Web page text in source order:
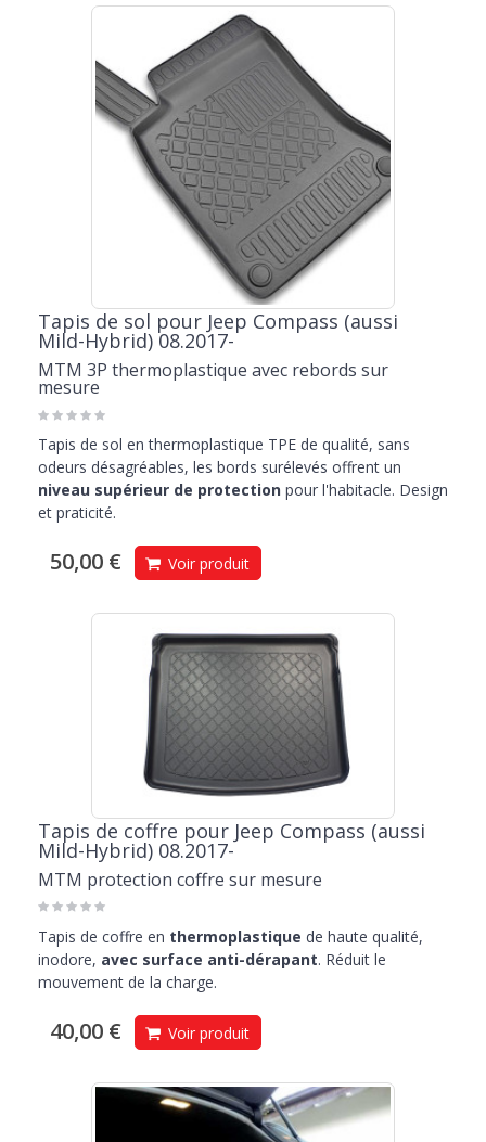
Tapis de sol pour Jeep Compass (aussi
Mild-Hybrid) 08.2017-
MTM 3P thermoplastique avec rebords sur
mesure
Tapis de sol en thermoplastique TPE de qualité, sans
odeurs désagréables, les bords surélevés offrent un
niveau supérieur de protection pour l'habitacle. Design
et praticité.
50,00 € Voir produit
Tapis de coffre pour Jeep Compass (aussi
Mild-Hybrid) 08.2017-
MTM protection coffre sur mesure
Tapis de coffre en thermoplastique de haute qualité,
inodore, avec surface anti-dérapant. Réduit le
mouvement de la charge.
40,00 € Voir produit